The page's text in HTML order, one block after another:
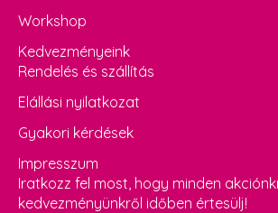
Workshop
Kedvezményeink
Rendelés és szállítás
Elállási nyilatkozat
Gyakori kérdések
Impresszum
Iratkozz fel most, hogy minden
kedvezményünkről időben értesülj!